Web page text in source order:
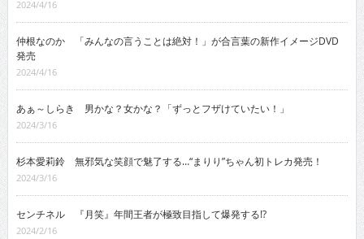
2024/4/16
仲根なのか 「みんなの言うことは絶対！」が合言葉の新作イメージDVD
発売
2024/4/16
あぁ～しらき 男かな？女かな？「ずっとフザけていたい！」
2024/3/16
杉本愛莉鈴 無邪気な笑顔で魅了する…“まりり”ちゃん初トレカ発売！
2024/3/16
センチネル 『月笑』年間王者が極致目指して爆発する!?
2024/2/16